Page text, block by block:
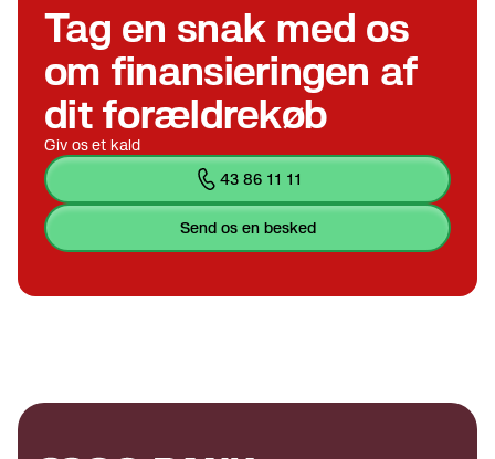
Tag en snak med os
om finansieringen af
dit forældrekøb
Giv os et kald
43 86 11 11
send os en besked